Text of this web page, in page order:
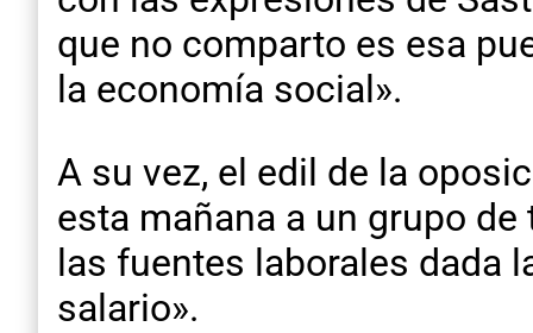
que no comparto es esa
la economía social».
A su vez, el edil de la
esta mañana a un grupo
las fuentes laborales dada
salario».